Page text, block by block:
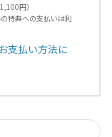
円）
特典への支払いは利
支払い方法に